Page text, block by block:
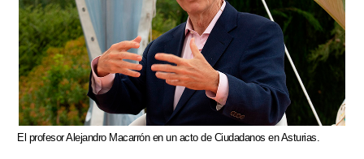
El profesor Alejandro Macarrón en un acto de Ciudadanos en Asturias.